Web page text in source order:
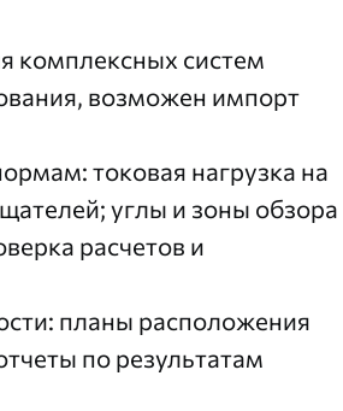
комплексных систем
возможен импорт
токовая нагрузка на
углы и зоны обзора
расчетов и
планы расположения
по результатам